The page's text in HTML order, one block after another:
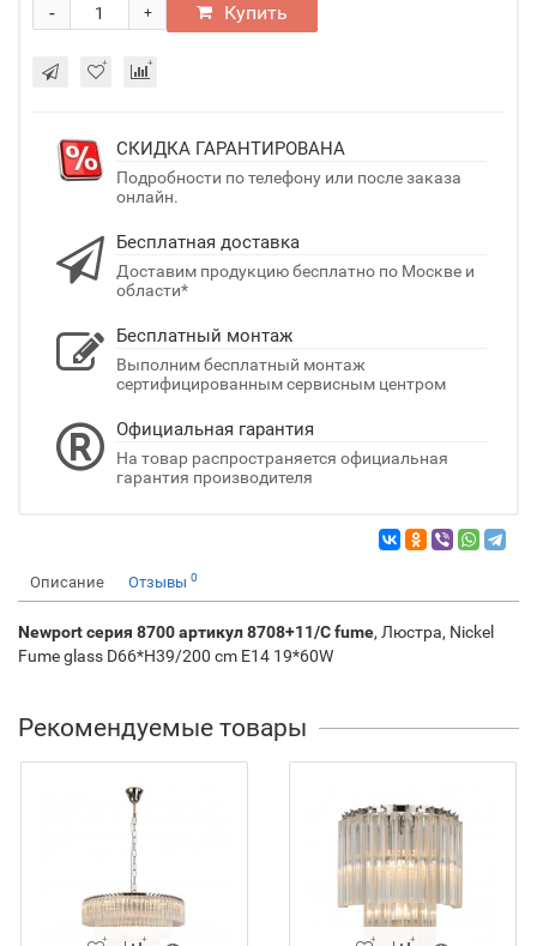
+
- Купить
СКИДКА ГАРАНТИРОВАНА
Подробности по телефону или после заказа
онлайн.
Бесплатная доставка
Доставим продукцию бесплатно по Москве и
области*
Бесплатный монтаж
Выполним бесплатный монтаж
сертифицированным сервисным центром
Официальная гарантия
На товар распространяется официальная
гарантия производителя
Описание Отзывы 0
Newport серия 8700 артикул 8708+11/C fume, Люстра, Nickel
Fume glass D66*H39/200 cm E14 19*60W
Рекомендуемые товары